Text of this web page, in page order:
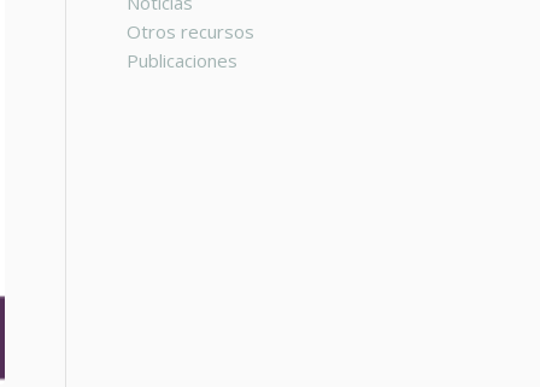
Otros recursos
Publicaciones